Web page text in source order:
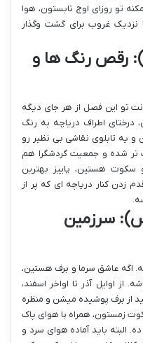
تو روزای اوج تابستون، هوا
غروب برای گشت وگذار
رقص رنگ ها و
تو این فصل از هر جای دیگه
درختای اطراف دریاچه به رنگ
و یه تابلوی نقاشی بی نظیر رو
شده و جمعیت گردشگرا هم
هستین، پاییز بهترین
زدن کنار دریاچه ای که پر از
سرزمین
اگه عاشق سرما و برف هستین،
از اوایل آذر تا اواخر اسفند،
از برف پوشیده میشن و منظره
زمستون، همراه با هوای پاک
البته باید آماده هوای سرد و